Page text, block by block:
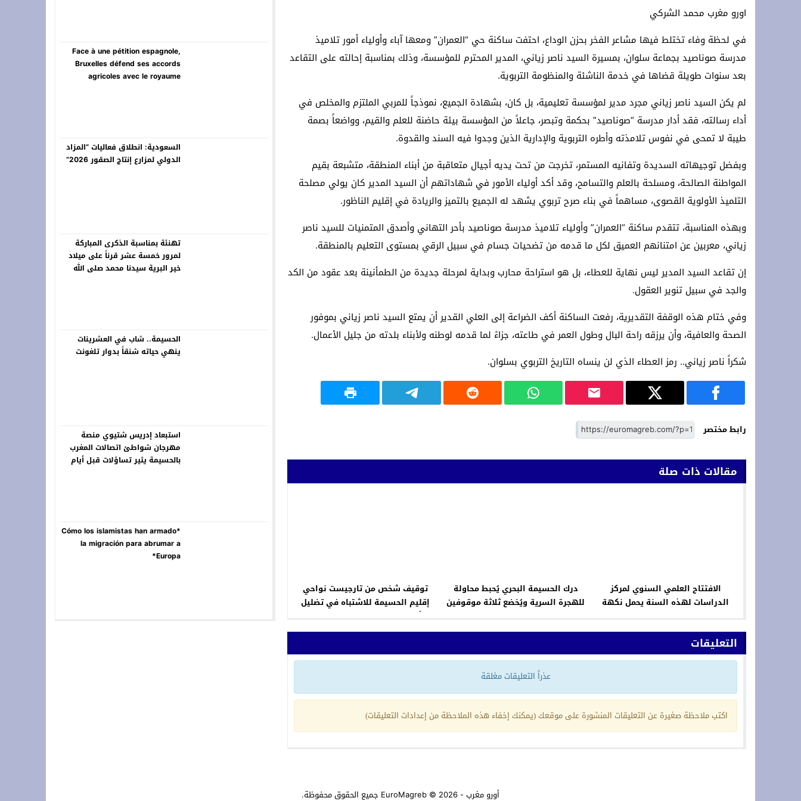
رئاسة حزب التجديد والتقدم تعلن مباشرة إجراءات قضائية وتدعو إلى ندوة صحفية بشأن النزاع التنظيمي
زلزال داخل حلف الناتو: الولايات المتحدة وتركيا ترفضان المقترح الإسباني بشأن سبتة ومليلية!
اورو مغرب محمد الشركي
في لحظة وفاء تختلط فيها مشاعر الفخر بحزن الوداع، احتفت ساكنة حي “العمران” ومعها آباء وأولياء أمور تلاميذ
مدرسة صوناصيد بجماعة سلوان، بمسيرة السيد ناصر زياني، المدير المحترم للمؤسسة، وذلك بمناسبة إحالته على التقاعد
بعد سنوات طويلة قضاها في خدمة الناشئة والمنظومة التربوية.
لم يكن السيد ناصر زياني مجرد مدير لمؤسسة تعليمية، بل كان، بشهادة الجميع، نموذجاً للمربي الملتزم والمخلص في
أداء رسالته، فقد أدار مدرسة “صوناصيد” بحكمة وتبصر، جاعلاً من المؤسسة بيئة حاضنة للعلم والقيم، وواضعاً بصمة
طيبة لا تمحى في نفوس تلامذته وأطره التربوية والإدارية الذين وجدوا فيه السند والقدوة.
وبفضل توجيهاته السديدة وتفانيه المستمر، تخرجت من تحت يديه أجيال متعاقبة من أبناء المنطقة، متشبعة بقيم
المواطنة الصالحة، ومسلحة بالعلم والتسامح، وقد أكد أولياء الأمور في شهاداتهم أن السيد المدير كان يولي مصلحة
التلميذ الأولوية القصوى، مساهماً في بناء صرح تربوي يشهد له الجميع بالتميز والريادة في إقليم الناظور.
وبهذه المناسبة، تتقدم ساكنة “العمران” وأولياء تلاميذ مدرسة صوناصيد بأحر التهاني وأصدق المتمنيات للسيد ناصر
زياني، معربين عن امتنانهم العميق لكل ما قدمه من تضحيات جسام في سبيل الرقي بمستوى التعليم بالمنطقة.
إن تقاعد السيد المدير ليس نهاية للعطاء، بل هو استراحة محارب وبداية لمرحلة جديدة من الطمأنينة بعد عقود من الكد
والجد في سبيل تنوير العقول.
وفي ختام هذه الوقفة التقديرية، رفعت الساكنة أكف الضراعة إلى العلي القدير أن يمتع السيد ناصر زياني بموفور
الصحة والعافية، وأن يرزقه راحة البال وطول العمر في طاعته، جزاءً لما قدمه لوطنه ولأبناء بلدته من جليل الأعمال.
شكراً ناصر زياني.. رمز العطاء الذي لن ينساه التاريخ التربوي بسلوان.
رابط مختصر
مقالات ذات صلة
الافتتاح العلمي السنوي لمركز
الدراسات لهذه السنة يحمل نكهة
درك الحسيمة البحري يُحبط محاولة
للهجرة السرية ويُخضع ثلاثة موقوفين
توقيف شخص من تارجيست نواحي
إقليم الحسيمة للاشتباه في تضليل
أسرة الطفلة سندس المختفية
بشفشاون
التعليقات
عذراً التعليقات مغلقة
اكتب ملاحظة صغيرة عن التعليقات المنشورة على موقعك (يمكنك إخفاء هذه الملاحظة من إعدادات التعليقات)
Face à une pétition espagnole,
Bruxelles défend ses accords
agricoles avec le royaume
السعودية: انطلاق فعاليات “المزاد
الدولي لمزارع إنتاج الصقور 2026”
تهنئة بمناسبة الذكرى المباركة
لمرور خمسة عشر قرناً على ميلاد
خير البرية سيدنا محمد صلى الله
الحسيمة.. شاب في العشرينات
ينهي حياته شنقاً بدوار تلغونت
استبعاد إدريس شتيوي منصة
مهرجان شواطئ اتصالات المغرب
بالحسيمة يثير تساؤلات قبل أيام
*Cómo los islamistas han armado
la migración para abrumar a
Europa*
أورو مغرب - EuroMagreb © 2026 جميع الحقوق محفوظة.